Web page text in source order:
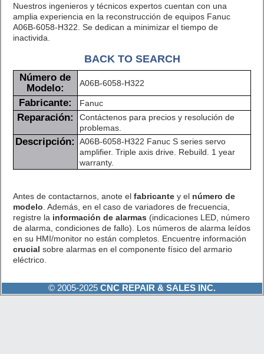
Nuestros ingenieros y técnicos expertos cuentan con una
amplia experiencia en la reconstrucción de equipos Fanuc
A06B-6058-H322. Se dedican a minimizar el tiempo de
inactivida.
BACK TO SEARCH
Número de
Modelo:
A06B-6058-H322
Fabricante: Fanuc
Reparación:
Contáctenos para precios y resolución de
problemas.
Descripción:
A06B-6058-H322 Fanuc S series servo
amplifier. Triple axis drive. Rebuild. 1 year
warranty.
Antes de contactarnos, anote el fabricantey el número de
modelo . Además, en el caso de variadores de frecuencia,
registre la información de alarmas (indicaciones LED, número
de alarma, condiciones de fallo). Los números de alarma leídos
en su HMI/monitor no están completos. Encuentre información
crucial sobre alarmas en el componente físico del armario
eléctrico.
© 2005-2025 CNC REPAIR & SALES INC.